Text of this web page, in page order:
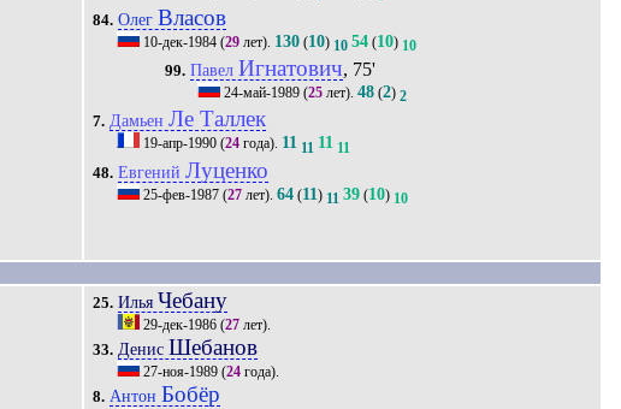
84. Олег Власов
10-дек-1984 (29 лет). 130 (10) 10 54 (10) 10
99. Павел Игнатович, 75'
24-май-1989(25лет). 48(2) 2
7. ДамьенЛе Таллек
19-апр-1990 (24 года). 11 11 11 11
48. ЕвгенийЛуценко
25-фев-1987 (27 лет).64 (11) 11 39 (10) 10
25. Илья Чебану
29-дек-1986 (27 лет).
33. Денис Шебанов
27-ноя-1989 (24 года).
8. Антон Бобёр